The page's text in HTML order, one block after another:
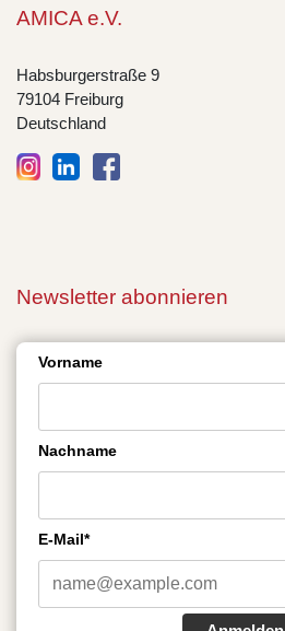
AMICA e.V.
Habsburgerstraße 9
79104 Freiburg
Deutschland
Newsletter abonnieren
Vorname
Nachname
E-Mail*